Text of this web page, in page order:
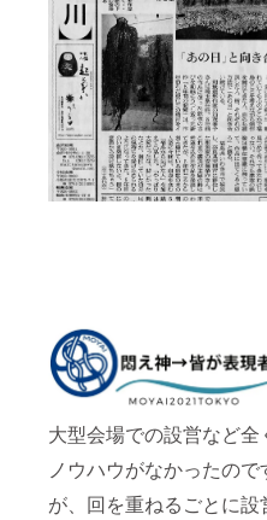
大型会場での設営など全
ノウハウがなかったので
が、回を重ねるごとに設